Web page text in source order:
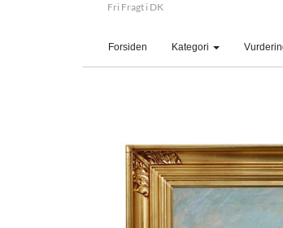
Fri Fragt i DK
Forsiden (current)Kategori